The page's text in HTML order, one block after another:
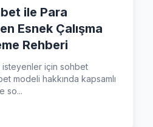
ile Para
Esnek Çalışma
Rehberi
isteyenler için sohbet
modeli hakkında kapsamlı
so...